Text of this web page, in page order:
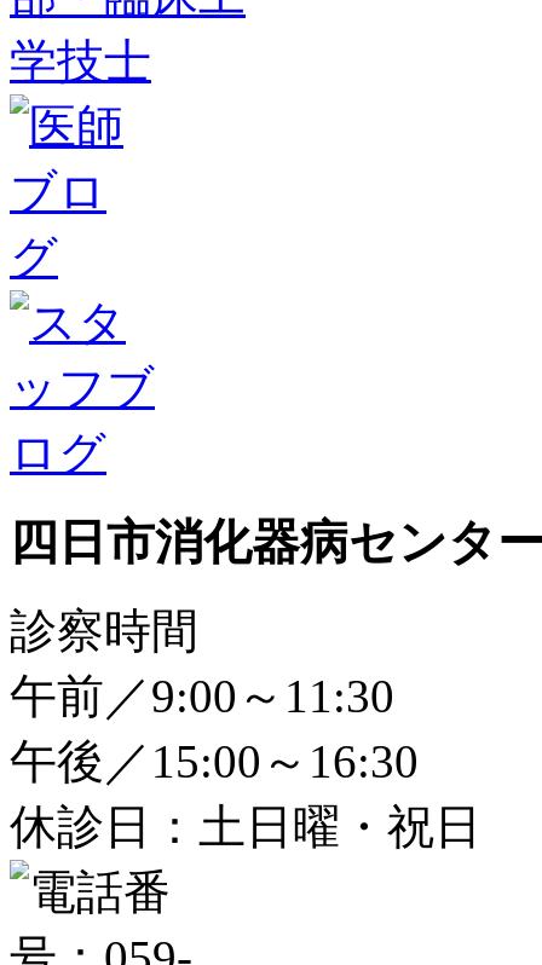
四日市消化器病センタ
診察時間
午前／9:00～11:30
午後／15:00～16:30
休診日：土日曜・祝日